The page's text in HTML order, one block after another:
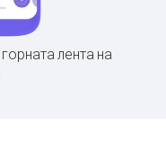
лента на